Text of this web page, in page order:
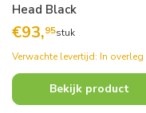
Head Black
€93,95stuk
Verwachte levertijd: In overleg
Bekijk product